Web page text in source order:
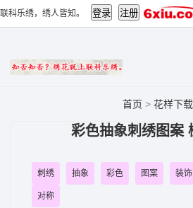
联科乐绣，绣人皆知。
首页 > 花样下
彩色抽象刺绣图案
刺绣 抽象 彩色 图案 装饰
对称